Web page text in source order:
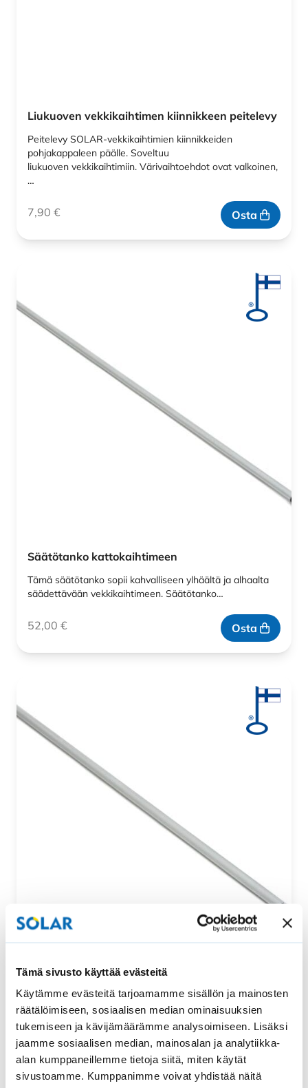
Tämä sivusto käyttää evästeitä
Käytämme evästeitä tarjoamamme sisällön ja mainosten
räätälöimiseen, sosiaalisen median ominaisuuksien
tukemiseen ja kävijämäärämme analysoimiseen. Lisäksi
jaamme sosiaalisen median, mainosalan ja analytiikka-
alan kumppaneillemme tietoja siitä, miten käytät
sivustoamme. Kumppanimme voivat yhdistää näitä
Liukuoven vekkikaihtimen kiinnikkeen peitelevy
Peitelevy SOLAR-vekkikaihtimien kiinnikkeiden
pohjakappaleen päälle. Soveltuu
liukuoven vekkikaihtimiin. Värivaihtoehdot ovat valkoinen,
…
7,90 € Osta
Säätötanko kattokaihtimeen
Tämä säätötanko sopii kahvalliseen ylhäältä ja alhaalta
säädettävään vekkikaihtimeen. Säätötanko…
52,00 € Osta
Säätötanko ylhäältä ja alhaalta säädettävään
vekkikaihtimeen
Tämä säätötanko sopii uralliseen ylhäältä ja alhaalta
säädettävään vekkikaihtimeen. Säätötangon pituus…
52,00€ Osta